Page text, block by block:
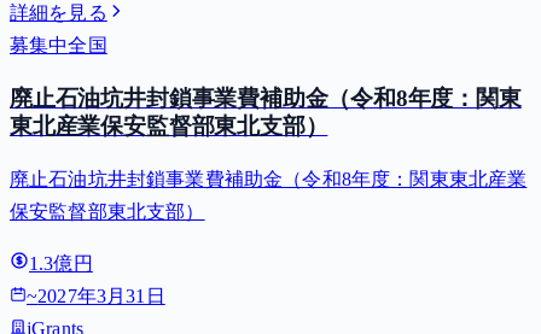
詳細を見る
募集中全国
廃止石油坑井封鎖事業費補助金（令和8年度：関東
東北産業保安監督部東北支部）
廃止石油坑井封鎖事業費補助金（令和8年度：関東東北産業
保安監督部東北支部）
1.3億円
~2027年3月31日
jGrants